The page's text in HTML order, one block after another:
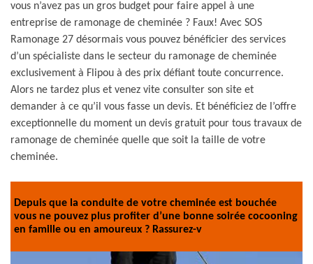
vous n’avez pas un gros budget pour faire appel à une
entreprise de ramonage de cheminée ? Faux! Avec SOS
Ramonage 27 désormais vous pouvez bénéficier des services
d’un spécialiste dans le secteur du ramonage de cheminée
exclusivement à Flipou à des prix défiant toute concurrence.
Alors ne tardez plus et venez vite consulter son site et
demander à ce qu’il vous fasse un devis. Et bénéficiez de l’offre
exceptionnelle du moment un devis gratuit pour tous travaux de
ramonage de cheminée quelle que soit la taille de votre
cheminée.
Depuis que la conduite de votre cheminée est bouchée
vous ne pouvez plus profiter d’une bonne soirée cocooning
en famille ou en amoureux ? Rassurez-v